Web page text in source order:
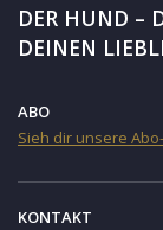
DER HUND –
DEINEN
ABO
Sieh dir unsere
KONTAKT